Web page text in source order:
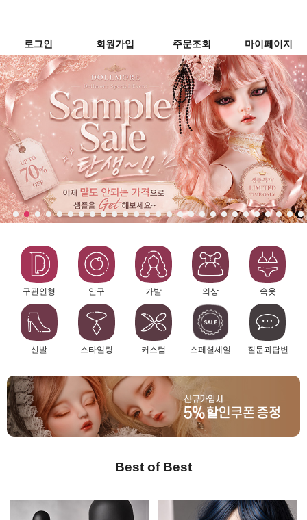
로그인 회원가입 주문조회 마이페이지
구관인형 안구 가발 의상 속옷
신발 스타일링 커스텀 스페셜세일 질문과답변
Best of Best